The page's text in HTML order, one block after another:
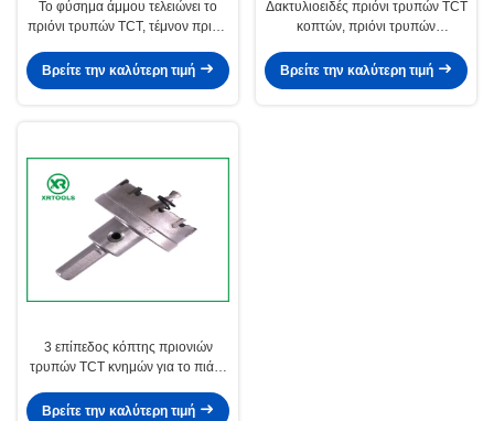
Το φύσημα άμμου τελειώνει το
πριόνι τρυπών TCT, τέμνον πριόνι
βολφραμίου
Βρείτε την καλύτερη τιμή
Δακτυλιοειδές πριόνι τρυπών TCT
κοπτών, πριόνι τρυπών
χάλυβα
Βρείτε την καλύτερη τιμή
3 επίπεδος κόπτης πριονιών
τρυπών TCT κνημών για το πιάτο
βάθους
Βρείτε την καλύτερη τιμή